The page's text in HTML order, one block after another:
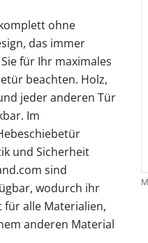
ohne
das immer
für Ihr maximales
beachten. Holz,
jeder anderen Tür
Im
und Sicherheit
sind
wodurch ihr
für alle Materialien,
anderen Material